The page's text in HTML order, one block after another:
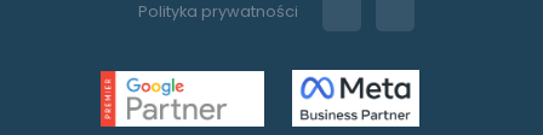
Polityka prywatności